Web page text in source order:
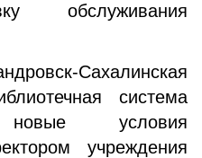
обслуживания
Сахалинская
система
условия
учреждения